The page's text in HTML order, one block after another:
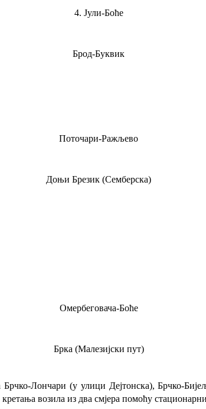
4. Јули-Боће
Брод-Буквик
Поточари-Ражљево
Доњи Брезик (Семберска)
Омербеговача-Боће
Брка (Малезијски пут)
Лончари (у улици Дејтонска), Брчко-
возила из два смјера помоћу